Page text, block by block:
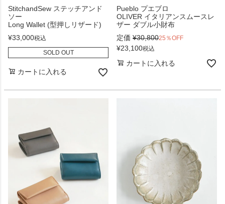
StitchandSew ステッチアンド
ソー
Long Wallet (型押しリザード)
¥33,000税込
SOLD OUT
カートに入れる
Pueblo プエブロ
OLIVER イタリアンスムースレ
ザー ダブル小財布
定価 ¥30,80025％OFF
¥23,100税込
カートに入れる